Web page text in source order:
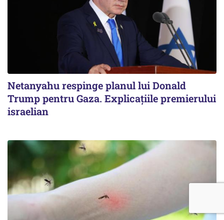
Netanyahu respinge planul lui Donald
Trump pentru Gaza. Explicațiile premierului
israelian